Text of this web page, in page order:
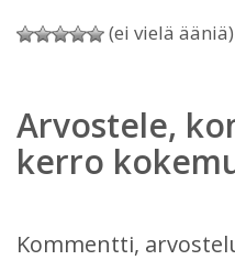
(ei vielä ääniä)
Arvostele,
kerro
Kommentti,